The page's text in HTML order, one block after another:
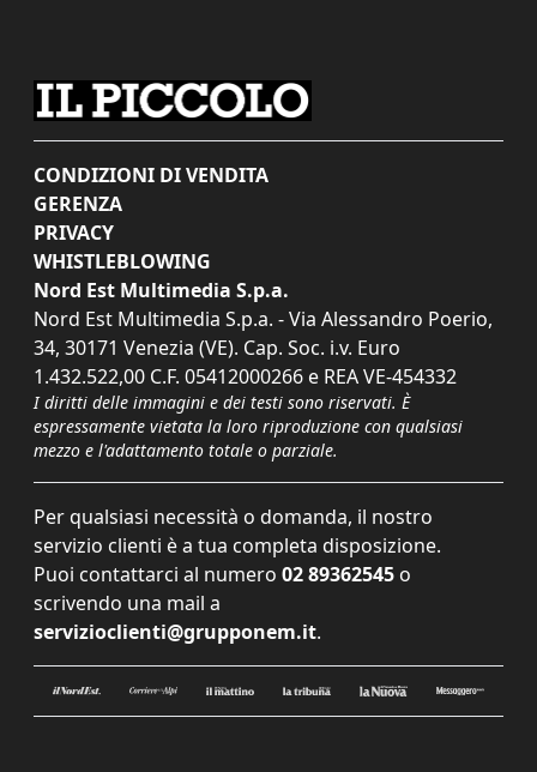
CONDIZIONI DI VENDITA
GERENZA
PRIVACY
WHISTLEBLOWING
Nord Est Multimedia S.p.a.
Nord Est Multimedia S.p.a. - Via Alessandro Poerio,
34, 30171 Venezia (VE). Cap. Soc. i.v. Euro
1.432.522,00 C.F. 05412000266 e REA VE-454332
I diritti delle immagini e dei testi sono riservati. È
espressamente vietata la loro riproduzione con qualsiasi
mezzo e l'adattamento totale o parziale.
Per qualsiasi necessità o domanda, il nostro
servizio clienti è a tua completa disposizione.
Puoi contattarci al numero 02 89362545 o
scrivendo una mail a
servizioclienti@grupponem.it.